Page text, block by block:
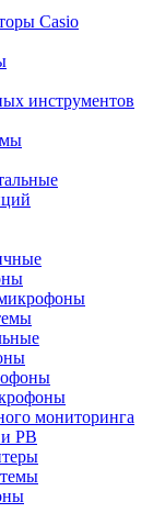
Casio
инструментов
мониторинга
РВ